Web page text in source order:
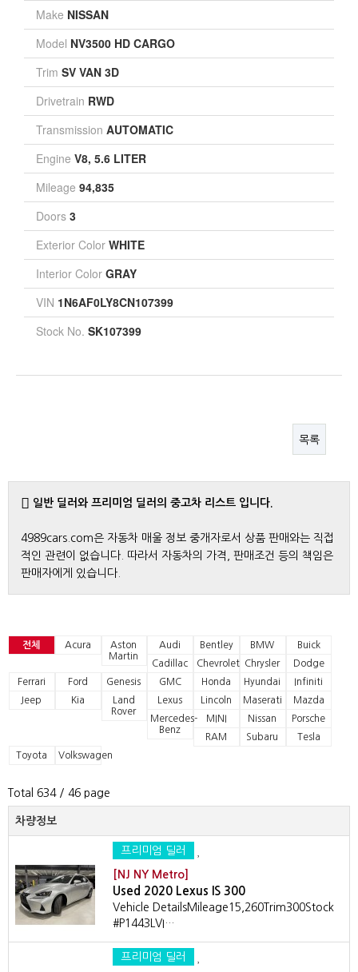
Make NISSAN
Model NV3500 HD CARGO
Trim SV VAN 3D
Drivetrain RWD
Transmission AUTOMATIC
Engine V8, 5.6 LITER
Mileage 94,835
Doors 3
Exterior Color WHITE
Interior Color GRAY
VIN 1N6AF0LY8CN107399
Stock No. SK107399
목록
일반 딜러와 프리미엄 딜러의 중고차 리스트 입니다.
4989cars.com은 자동차 매울 정보 중개자로서 상품 판매와는 직접
적인 관련이 없습니다. 따라서 자동차의 가격, 판매조건 등의 책임은
판매자에게 있습니다.
전체 Acura
Aston
Martin
Audi Bentley BMW
Buick
Cadillac
Chevrolet Chrysler
Dodge
Ferrari
Ford Genesis GMC Honda Hyundai
Infiniti
Jeep
Kia
Land
Rover
Lexus Lincoln Maserati
Mazda
Mercedes-
Benz
MINI Nissan
Porsche
RAM
Subaru
Tesla
Toyota
Volkswagen
Total 634/ 46 page
차량정보
프리미엄 딜러
[NJ NY Metro]
Used 2020 Lexus IS 300
Vehicle DetailsMileage15,260Trim300Stock
#P1443LVI…
프리미엄 딜러